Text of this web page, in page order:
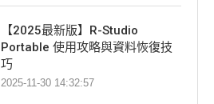
【2025最新版】R-Studio
Portable 使用攻略與資料恢復技
巧
2025-11-30 14:32:57